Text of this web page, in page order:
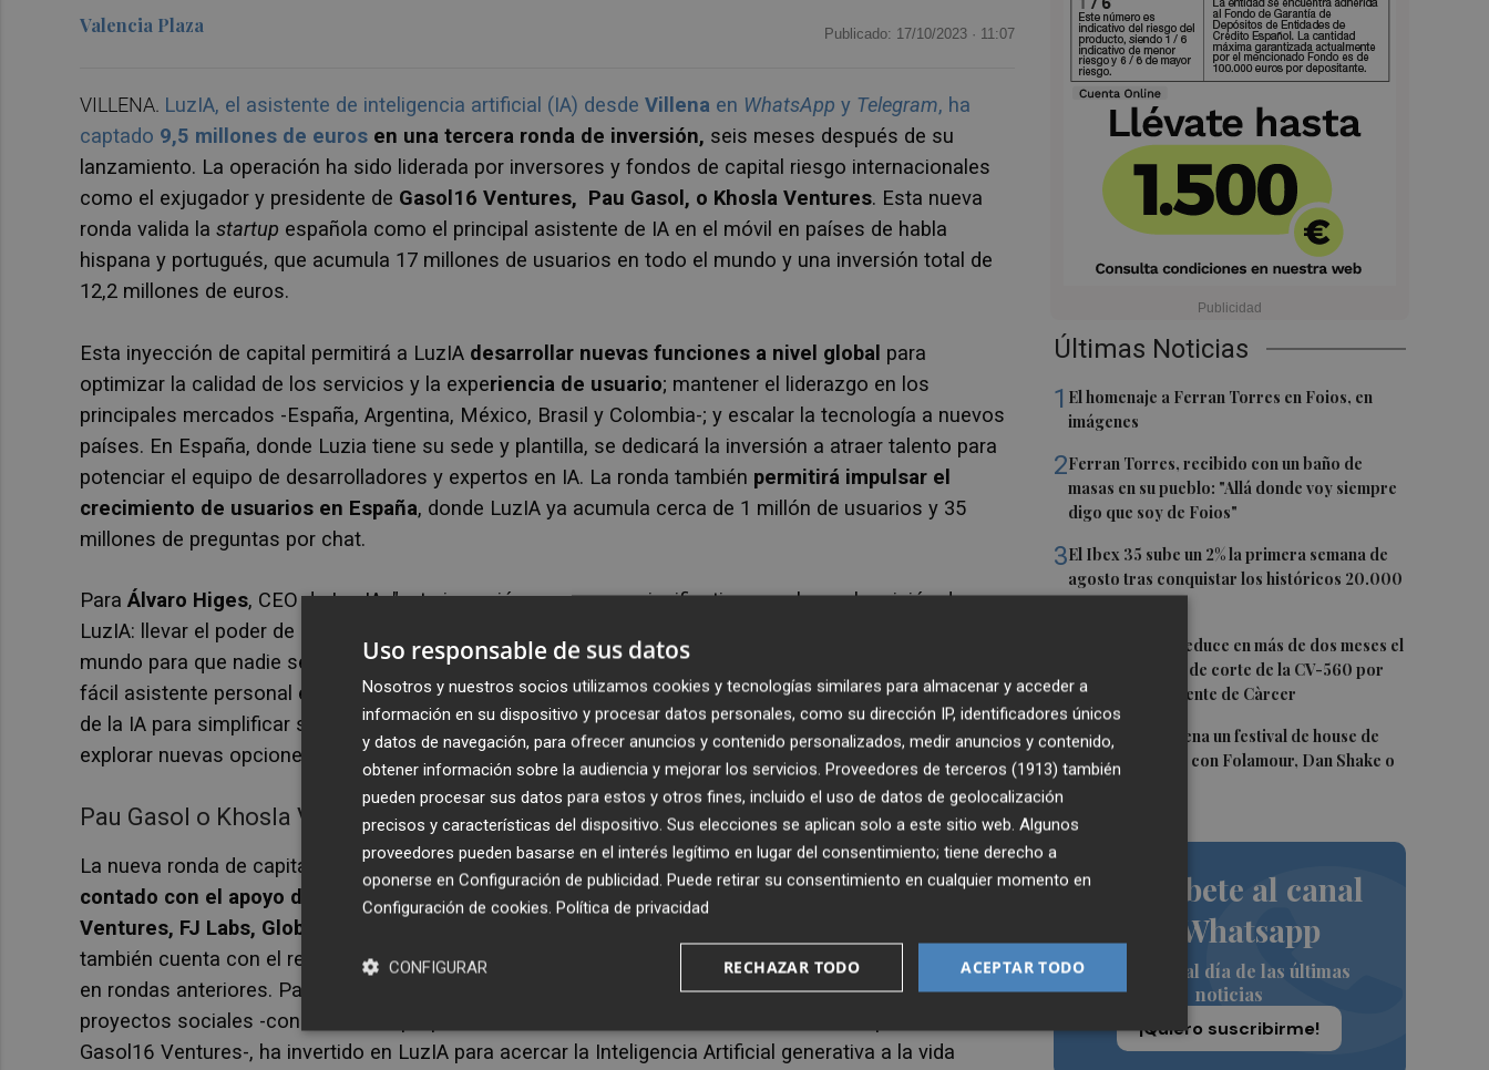
Últimas Noticias
1 El homenaje a Ferran Torres en Foios, en
imágenes
2Ferran Torres, recibido con un baño de
masas en su pueblo: "Allá donde voy siempre
digo que soy de Foios"
3El Ibex 35 sube un 2% la primera semana de
agosto tras conquistar los históricos 20.000
puntos
La Diputación reduce en más de dos meses el
tiempo previsto de corte de la CV-560 por
las obras del puente de Càrcer
5Roig Arena estrena un festival de house de
más de 10 horas con Folamour, Dan Shake o
Suscríbete al canal
de Whatsapp
Siempre al día de las últimas
noticias
¡Quiero suscribirme!
Valencia Plaza Publicado: 17/10/2023 · 11:07
VILLENA. LuzIA, el asistente de inteligencia artificial (IA) desde Villena en WhatsApp y Telegram, ha
captado 9,5 millones de euros en una tercera ronda de inversión, seis meses después de su
lanzamiento. La operación ha sido liderada por inversores y fondos de capital riesgo internacionales
como el exjugador y presidente de Gasol16 Ventures, Pau Gasol, o Khosla Ventures. Esta nueva
ronda valida la startup española como el principal asistente de IA en el móvil en países de habla
hispana y portugués, que acumula 17 millones de usuarios en todo el mundo y una inversión total de
12,2 millones de euros.
Esta inyección de capital permitirá a LuzIA desarrollar nuevas funciones a nivel global para
optimizar la calidad de los servicios y la experiencia de usuario; mantener el liderazgo en los
principales mercados -España, Argentina, México, Brasil y Colombia-; y escalar la tecnología a nuevos
países. En España, donde Luzia tiene su sede y plantilla, se dedicará la inversión a atraer talento para
potenciar el equipo de desarrolladores y expertos en IA. La ronda también permitirá impulsar el
crecimiento de usuarios en España, donde LuzIA ya acumula cerca de 1 millón de usuarios y 35
millones de preguntas por chat.
Para Álvaro Higes, CEO de LuzIA, "esta inversión es un paso significativo para lograr la misión de
LuzIA: llevar el poder de la inteligencia artificial a más personas y reducir la brecha tecnológica en el
mundo para que nadie se quede atrás en esta revolución. Queremos que LuzIA sea el mejor y más
fácil asistente personal en todo el mundo, que permita a las personas descubrir y aprovechar el poder
de la IA para simplificar sus tareas, aumentar la productividad, encontrar nuevas inspiraciones y
explorar nuevas opciones de ocio para disfrutar con amigos y familiares".
Pau Gasol o Khosla Ventures, inversores de Luzia
La nueva ronda de capital ha sido liderada por el fondo deSilicon Valley Khosla Ventures y ha
contado con el apoyo del exjugador y presidente de Gasol16 Ventures Pau Gasol, Abstract
Ventures, FJ Labs, Globo Ventures
también cuenta con el respaldo del fondo A* de Silicon Valley y varios
business angels que participaron
en rondas anteriores. Pau Gasol, también conocido por su faceta como inversor y activista en
proyectos sociales -con iniciativas propias como la Gasol Foundation o su vehículo empresarial
Gasol16 Ventures-, ha invertido en LuzIA para acercar la Inteligencia Artificial generativa a la vida
Uso responsable de sus datos
Nosotros y nuestros socios utilizamos cookies y tecnologías similares para almacenar y acceder a
información en su dispositivo y procesar datos personales, como su dirección IP, identificadores únicos
y datos de navegación, para ofrecer anuncios y contenido personalizados, medir anuncios y contenido,
obtener información sobre la audiencia y mejorar los servicios. Proveedores de terceros (1913) también
pueden procesar sus datos para estos y otros fines, incluido el uso de datos de geolocalización
precisos y características del dispositivo. Sus elecciones se aplican solo a este sitio web. Algunos
proveedores pueden basarse en el interés legítimo en lugar del consentimiento; tiene derecho a
oponerse en Configuración de publicidad. Puede retirar su consentimiento en cualquier momento en
Configuración de cookies. Política de privacidad
ACEPTAR TODO
RECHAZAR TODO
CONFIGURAR